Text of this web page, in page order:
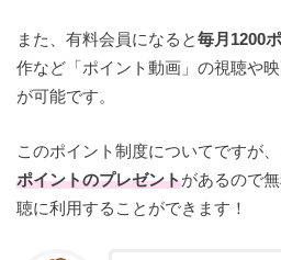
また、有料会員になると毎月1200
作など「ポイント動画」の視聴や
が可能です。
このポイント制度についてですが
ポイントのプレゼントがあるので
聴に利用することができます！